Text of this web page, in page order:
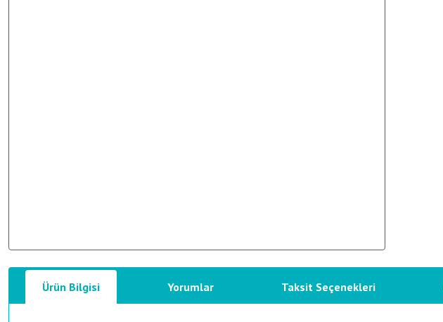
Ürün Bilgisi Yorumlar Taksit Seçenekleri